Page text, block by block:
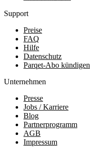
Support
Preise
FAQ
Hilfe
Datenschutz
Parqet-Abo kündigen
Unternehmen
Presse
Jobs / Karriere
Blog
Partnerprogramm
AGB
Impressum